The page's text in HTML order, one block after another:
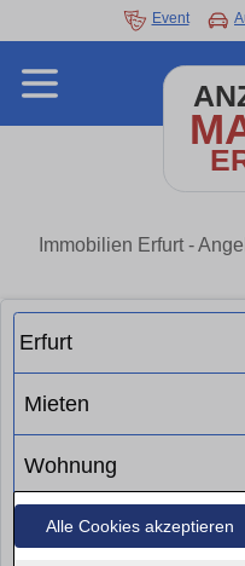
Alle Cookies akzeptieren
Event
Immobilien Erfurt -